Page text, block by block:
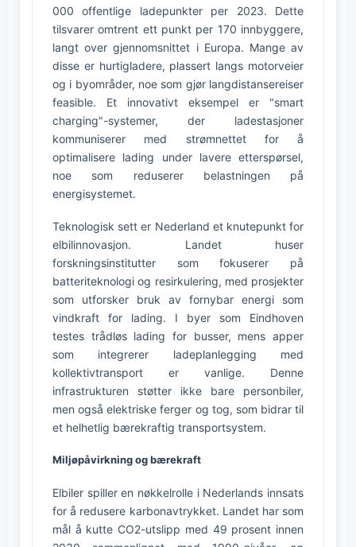
000 offentlige ladepunkter per 2023. Dette
tilsvarer omtrent ett punkt per 170 innbyggere,
langt over gjennomsnittet i Europa. Mange av
disse er hurtigladere, plassert langs motorveier
og i byområder, noe som gjør langdistansereiser
feasible. Et innovativt eksempel er "smart
charging"-systemer, der ladestasjoner
kommuniserer med strømnettet for å
optimalisere lading under lavere etterspørsel,
noe som reduserer belastningen på
energisystemet.
Teknologisk sett er Nederland et knutepunkt for
elbilinnovasjon. Landet huser
forskningsinstitutter som fokuserer på
batteriteknologi og resirkulering, med prosjekter
som utforsker bruk av fornybar energi som
vindkraft for lading. I byer som Eindhoven
testes trådløs lading for busser, mens apper
som integrerer ladeplanlegging med
kollektivtransport er vanlige. Denne
infrastrukturen støtter ikke bare personbiler,
men også elektriske ferger og tog, som bidrar til
et helhetlig bærekraftig transportsystem.
Miljøpåvirkning og bærekraft
Elbiler spiller en nøkkelrolle i Nederlands innsats
for å redusere karbonavtrykket. Landet har som
mål å kutte CO2-utslipp med 49 prosent innen